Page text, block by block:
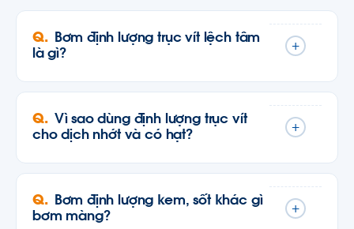
Bơm định lượng trục vít lệch tâm
là gì?
+
Vì sao dùng định lượng trục vít
cho dịch nhớt và có hạt?
+
Bơm định lượng kem, sốt khác gì
bơm màng?
+